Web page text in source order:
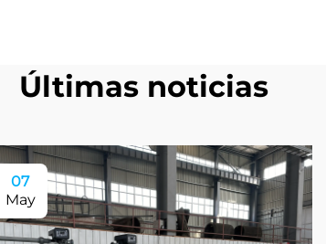
Últimas noticias
07
May